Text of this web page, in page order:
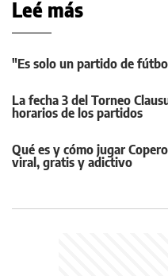
Leé más
"Es solo un partido de
La fecha 3 del Torneo
horarios de los partidos
Qué es y cómo jugar
viral, gratis y adictivo